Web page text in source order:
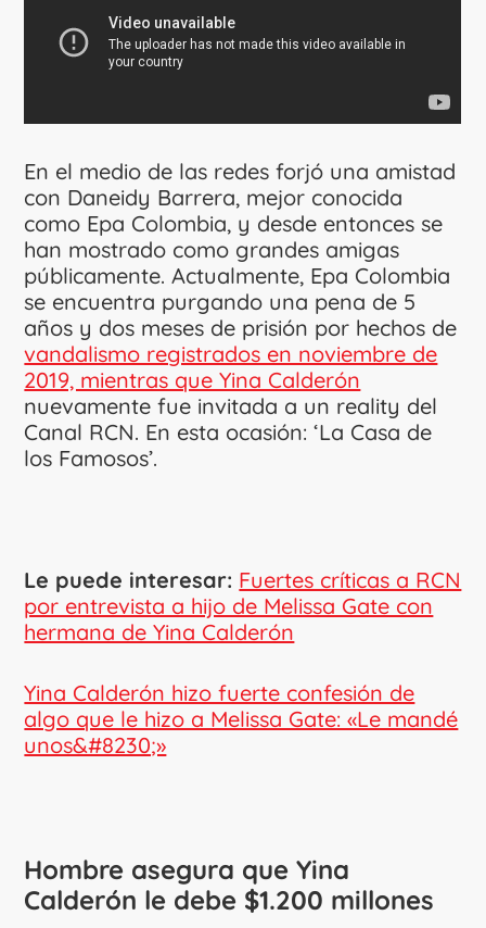
En el medio de las redes forjó una amistad
con Daneidy Barrera, mejor conocida
como Epa Colombia, y desde entonces se
han mostrado como grandes amigas
públicamente. Actualmente, Epa Colombia
se encuentra purgando una pena de 5
años y dos meses de prisión por hechos de
vandalismo registrados en noviembre de
2019, mientras que Yina Calderón
nuevamente fue invitada a un reality del
Canal RCN. En esta ocasión: ‘La Casa de
los Famosos’.
Le puede interesar: Fuertes críticas a RCN
por entrevista a hijo de Melissa Gate con
hermana de Yina Calderón
Yina Calderón hizo fuerte confesión de
algo que le hizo a Melissa Gate: «Le mandé
unos&#8230;»
Hombre asegura que Yina
Calderón le debe $1.200 millones